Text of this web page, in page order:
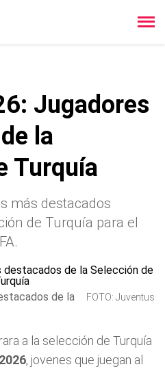
Jugadores
la
Turquía
más destacados
de Turquía para el
de la
FOTO: Juventus
a la selección de Turquía
, jovenes que juegan al